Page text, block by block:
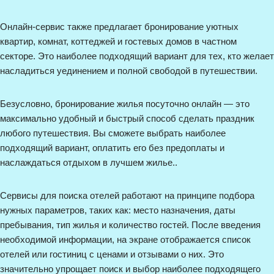
Онлайн-сервис также предлагает бронирование уютных
квартир, комнат, коттеджей и гостевых домов в частном
секторе. Это наиболее подходящий вариант для тех, кто желает
насладиться уединением и полной свободой в путешествии.
Безусловно, бронирование жилья посуточно онлайн — это
максимально удобный и быстрый способ сделать праздник
любого путешествия. Вы сможете выбрать наиболее
подходящий вариант, оплатить его без предоплаты и
наслаждаться отдыхом в лучшем жилье..
Сервисы для поиска отелей работают на принципе подбора
нужных параметров, таких как: место назначения, даты
пребывания, тип жилья и количество гостей. После введения
необходимой информации, на экране отображается список
отелей или гостиниц с ценами и отзывами о них. Это
значительно упрощает поиск и выбор наиболее подходящего